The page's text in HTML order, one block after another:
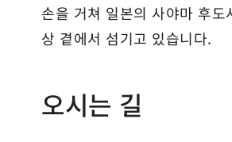
손을 거쳐 일본의 사야마 후
상 곁에서 섬기고 있습니다.
오시는 길